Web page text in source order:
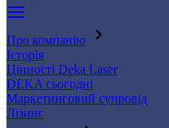
Про компанію
Історія
Цінності Deka Laser
DEKA сьогодні
Маркетинговий супровід
Лізинг